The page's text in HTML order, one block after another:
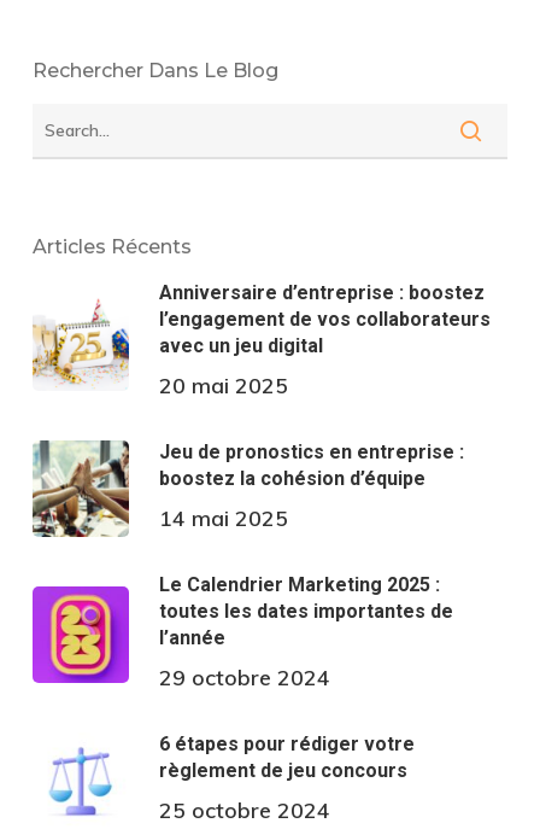
Rechercher Dans Le Blog
Articles Récents
Anniversaire d’entreprise : boostez
l’engagement de vos collaborateurs
avec un jeu digital
20 mai 2025
Jeu de pronostics en entreprise :
boostez la cohésion d’équipe
14 mai 2025
Le Calendrier Marketing 2025 :
toutes les dates importantes de
l’année
29 octobre 2024
6 étapes pour rédiger votre
règlement de jeu concours
25 octobre 2024